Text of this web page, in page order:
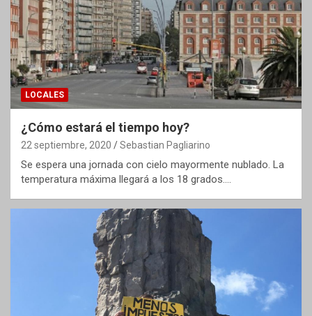
LOCALES
¿Cómo estará el tiempo hoy?
22 septiembre, 2020 Sebastian Pagliarino
Se espera una jornada con cielo mayormente nublado. La
temperatura máxima llegará a los 18 grados.…